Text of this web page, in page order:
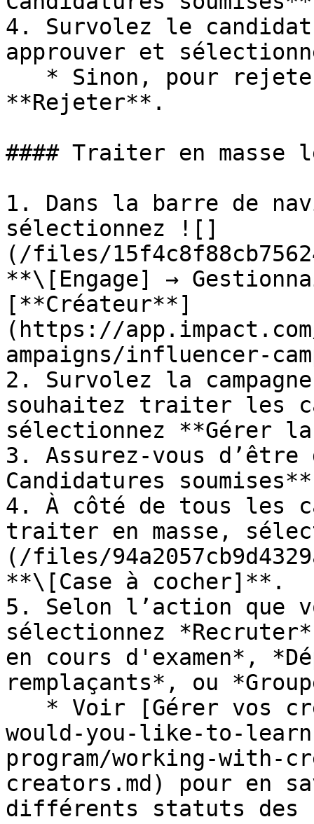
4. Survolez le
approuver et
**Rejeter**.
#### Traiter en masse
1. Dans la barre de
sélectionnez ![]
(/files/
**\[Engage] →
[**Créateur**]
(https://
ampaigns/influencer-
2. Survolez la
souhaitez traiter les
sélectionnez **Gérer la
3. Assurez-vous
Candidatures
4. À côté de tous les
traiter en masse,
(/files/
**\[Case à cocher]**.
5. Selon l’action que
sélectionnez
en cours d'examen*,
remplaçants*, ou
would-you-like-to-
program/working-with-
creators.md) pour en
différents statuts des